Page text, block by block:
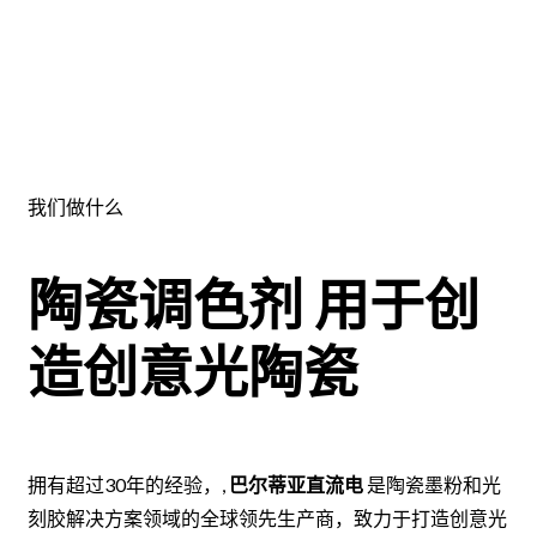
我们做什么
陶瓷调色剂 用于创
造创意光陶瓷
拥有超过30年的经验，, 巴尔蒂亚直流电 是陶瓷墨粉和光
刻胶解决方案领域的全球领先生产商，致力于打造创意光